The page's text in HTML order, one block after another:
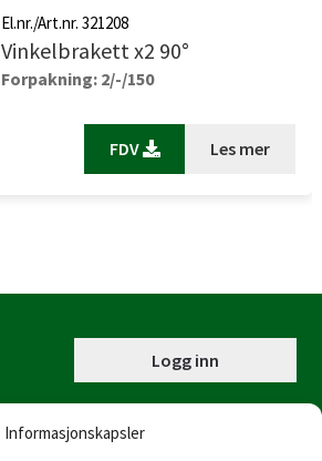
Informasjonskapsler
El.nr./Art.nr. 321208
Vinkelbrakett x2 90°
Forpakning: 2/-/150
FDV Les mer
Logg inn